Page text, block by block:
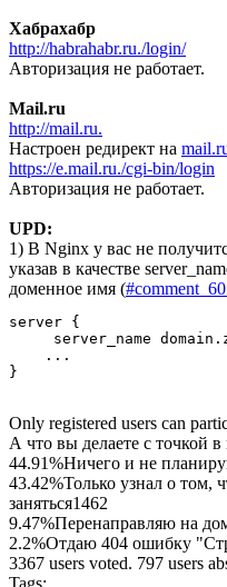
Хабрахабр
http://habrahabr.ru./login/
Авторизация не работает.
Mail.ru
http://mail.ru.
Настроен редирект на
https://e.mail.ru./cgi-bin/login
Авторизация не работает.
UPD:
1) В Nginx у вас не
указав в качестве
доменное имя (
server {
server_name
    ...
Only registered users can
А что вы делаете с точкой
44.91%Ничего и не
43.42%Только узнал о том,
заняться1462
9.47%Перенаправляю на
2.2%Отдаю 404 ошибку
3367 users voted. 797 users